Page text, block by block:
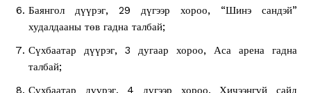
Баянгол дүүрэг, 29 дүгээр хороо, “Шинэ сандэй”
худалдааны төв гадна талбай;
Сүхбаатар дүүрэг, 3 дугаар хороо, Аса арена гадна
талбай;
Сүхбаатар дүүрэг, 4 дүгээр хороо, Хичээнгүй сайд